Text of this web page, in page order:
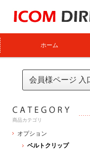
ホーム
会員様ページ 入
商品カテゴリ
オプション
ベルトクリップ